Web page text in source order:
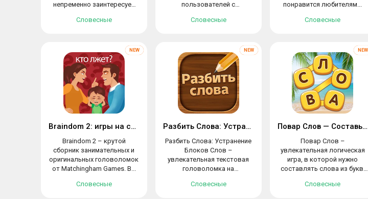
непременно заинтересует
Словесные
пользователей с
Словесные
понравится любителям...
Словесные
Braindom 2: игры на смекалку
Braindom 2 – крутой
сборник занимательных и
оригинальных головоломок
от Matchingham Games. В...
Словесные
Разбить Слова: Устранение Блоков Слов
Разбить Слова: Устранение
Блоков Слов –
увлекательная текстовая
головоломка на
Словесные
Повар Слов — Составь слова из набора букв
Повар Слов –
увлекательная логическая
игра, в которой нужно
составлять слова из букв.
Словесные